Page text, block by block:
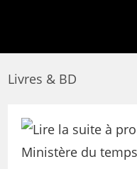
Livres & BD